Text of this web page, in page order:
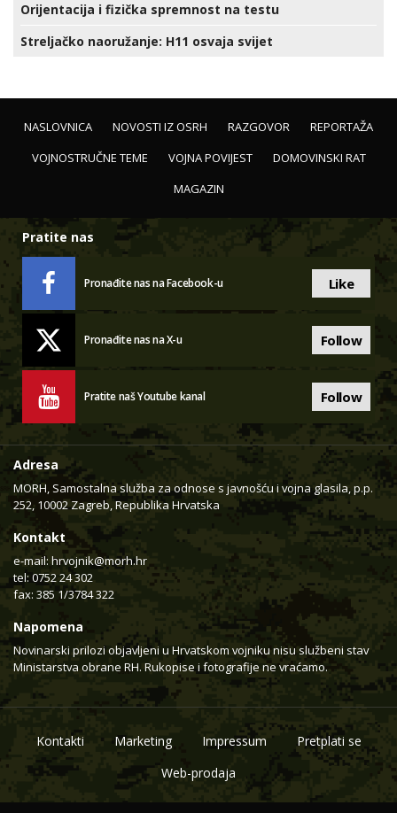
Orijentacija i fizička spremnost na testu
Streljačko naoružanje: H11 osvaja svijet
NASLOVNICA NOVOSTI IZ OSRH RAZGOVOR
REPORTAŽA
VOJNOSTRUČNE TEME
VOJNA POVIJEST
DOMOVINSKI RAT
MAGAZIN
Pratite nas
Pronađite nas na Facebook-u Like
Pronađite nas na X-u Follow
Pratite naš Youtube kanal Follow
Adresa
MORH, Samostalna služba za odnose s javnošću i vojna glasila, p.p.
252, 10002 Zagreb, Republika Hrvatska
Kontakt
e-mail: hrvojnik@morh.hr
tel: 0752 24 302
fax: 385 1/3784 322
Napomena
Novinarski prilozi objavljeni u Hrvatskom vojniku nisu službeni stav
Ministarstva obrane RH. Rukopise i fotografije ne vraćamo.
Kontakti Marketing Impressum
Pretplati se
Web-prodaja